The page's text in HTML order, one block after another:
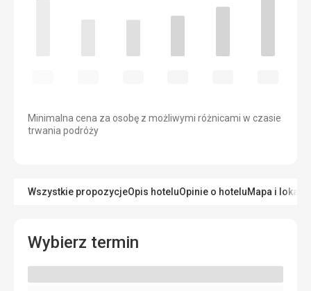
Minimalna cena za osobę z możliwymi różnicami w czasie
trwania podróży
Wszystkie propozycjeOpis hoteluOpinie o hoteluMapa i
Wybierz termin